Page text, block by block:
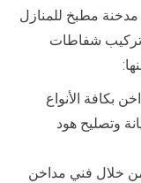
مطبخ للمنازل
تركيب شفاطات
بكافة الأنواع
وتصليح هود
خلال فني مداخن